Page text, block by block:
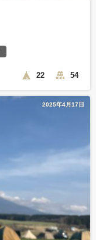
22 54
2025年4月17日